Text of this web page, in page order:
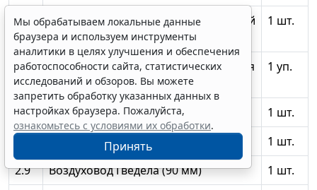
2.5
Бинт эластичный сетчато-трубчатый
фиксирующий (№ 4)
1 шт.
2.6
Вата медицинская гигроскопическая
(250 г)
1 уп.
2.7 Воздуховод Гведела (40 мм)
1 шт.
Воздуховод Гведела (60 мм)
1 шт.
2.9
Воздуховод Гведела (90 мм) 1 шт.
Мы обрабатываем локальные данные
браузера и используем инструменты
аналитики в целях улучшения и обеспечения
работоспособности сайта, статистических
исследований и обзоров. Вы можете
запретить обработку указанных данных в
настройках браузера. Пожалуйста,
ознакомьтесь с условиями их обработки.
Принять